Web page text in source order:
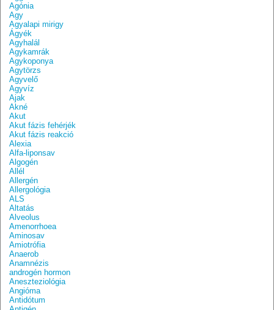
Agónia
Agy
Agyalapi mirigy
Ágyék
Agyhalál
Agykamrák
Agykoponya
Agytörzs
Agyvelő
Agyvíz
Ajak
Akné
Akut
Akut fázis fehérjék
Akut fázis reakció
Alexia
Alfa-liponsav
Algogén
Allél
Allergén
Allergológia
ALS
Altatás
Alveolus
Amenorrhoea
Aminosav
Amiotrófia
Anaerob
Anamnézis
androgén hormon
Aneszteziológia
Angióma
Antidótum